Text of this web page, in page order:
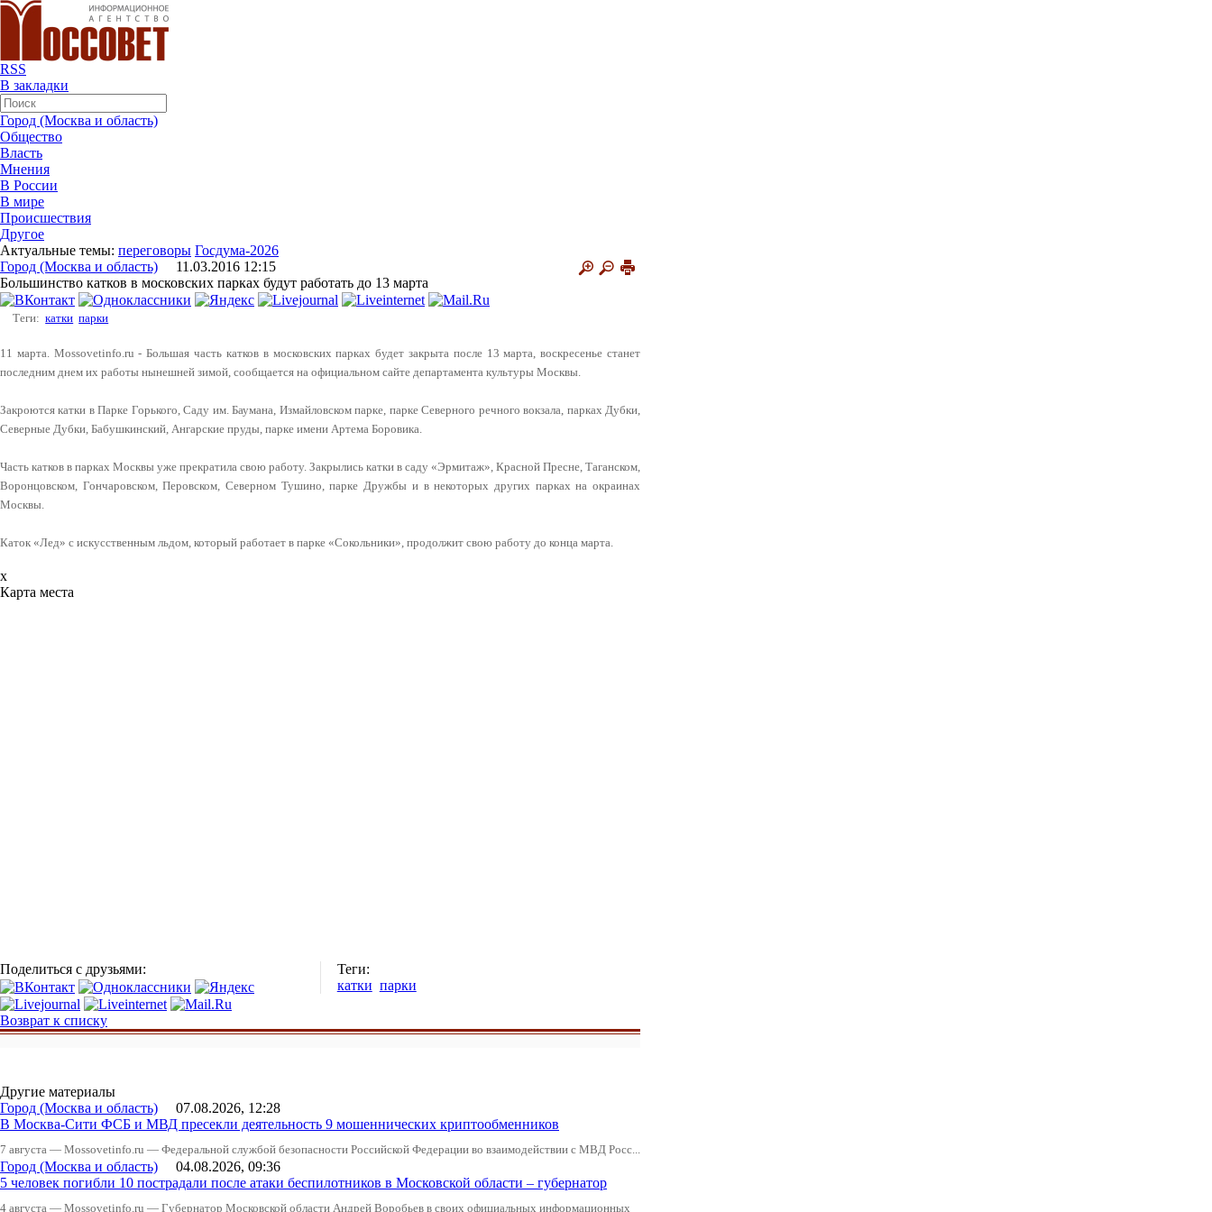
RSS
В закладки
Город (Москва и область)
Общество
Власть
Мнения
В России
В мире
Происшествия
Другое
Актуальные темы: переговоры Госдума-2026
Город (Москва и область) 11.03.2016 12:15
Большинство катков в московских парках будут работать до 13 марта
Теги: катки парки
11 марта. Mossovetinfo.ru - Большая часть катков в московских парках будет закрыта после 13 марта, воскресенье станет
последним днем их работы нынешней зимой, сообщается на официальном сайте департамента культуры Москвы.
Закроются катки в Парке Горького, Саду им. Баумана, Измайловском парке, парке Северного речного вокзала, парках Дубки,
Северные Дубки, Бабушкинский, Ангарские пруды, парке имени Артема Боровика.
Часть катков в парках Москвы уже прекратила свою работу. Закрылись катки в саду «Эрмитаж», Красной Пресне, Таганском,
Воронцовском, Гончаровском, Перовском, Северном Тушино, парке Дружбы и в некоторых других парках на окраинах
Москвы.
Каток «Лед» с искусственным льдом, который работает в парке «Сокольники», продолжит свою работу до конца марта.
x
Карта места
Поделиться с друзьями:
Теги:
катки парки
Возврат к списку
Другие материалы
Город (Москва и область) 07.08.2026, 12:28
В Москва-Сити ФСБ и МВД пресекли деятельность 9 мошеннических криптообменников
7 августа — Mossovetinfo.ru — Федеральной службой безопасности Российской Федерации во взаимодействии с МВД Росс...
Город (Москва и область) 04.08.2026, 09:36
5 человек погибли 10 пострадали после атаки беспилотников в Московской области – губернатор
4 августа — Mossovetinfo.ru — Губернатор Московской области Андрей Воробьев в своих официальных информационных